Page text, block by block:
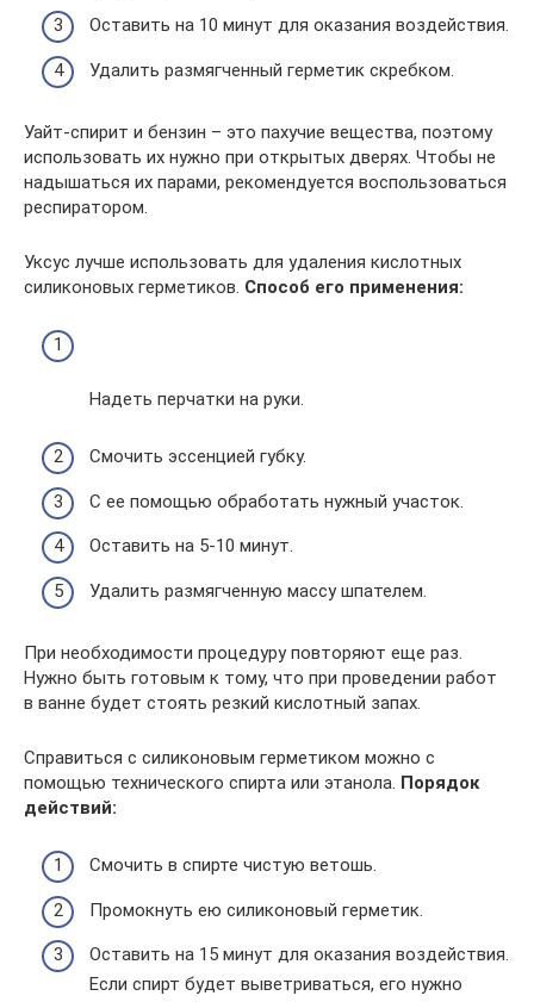
Оставить на 10 минут для оказания воздействия.
Удалить размягченный герметик скребком.
Уайт-спирит и бензин – это пахучие вещества, поэтому
использовать их нужно при открытых дверях. Чтобы не
надышаться их парами, рекомендуется воспользоваться
респиратором.
Уксус лучше использовать для удаления кислотных
силиконовых герметиков. Способ его применения:
Надеть перчатки на руки.
Смочить эссенцией губку.
С ее помощью обработать нужный участок.
Оставить на 5-10 минут.
Удалить размягченную массу шпателем.
При необходимости процедуру повторяют еще раз.
Нужно быть готовым к тому, что при проведении работ
в ванне будет стоять резкий кислотный запах.
Справиться с силиконовым герметиком можно с
помощью технического спирта или этанола. Порядок
действий:
Смочить в спирте чистую ветошь.
Промокнуть ею силиконовый герметик.
Оставить на 15 минут для оказания воздействия.
Если спирт будет выветриваться, его нужно